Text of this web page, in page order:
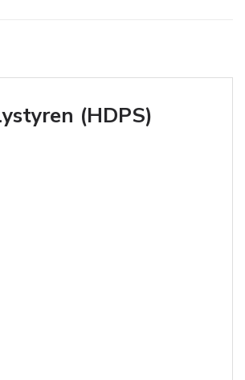
(HDPS)